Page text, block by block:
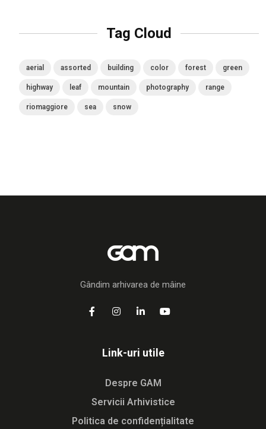
Tag Cloud
aerial assorted building color forest green
highway leaf mountain photography range
riomaggiore sea snow
Gândim arhivarea de mâine
Link-uri utile
Despre GAM
Servicii Arhivistice
Politica de confidențialitate